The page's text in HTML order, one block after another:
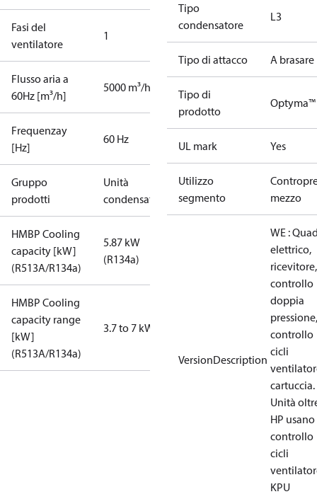
Fasi del
ventilatore
1
Flusso aria a
60Hz [m³/h]
5000 m³/h
Frequenzay
[Hz]
60 Hz
Gruppo
prodotti
Unità
condensatrici
HMBP Cooling
capacity [kW]
(R513A/R134a)
5.87 kW
(R134a)
HMBP Cooling
capacity range
[kW]
(R513A/R134a)
3.7 to 7 kW
Tipo
condensatore
L3
Tipo di attacco A brasare
Tipo di
prodotto
Optyma™
UL mark Yes
Utilizzo
segmento
mezzo
VersionDescription
WE :
elettrico,
ricevitore,
controllo
doppia
pressione,
controllo
cicli
cartuccia.
Unità
HP usano
controllo
cicli
KPU